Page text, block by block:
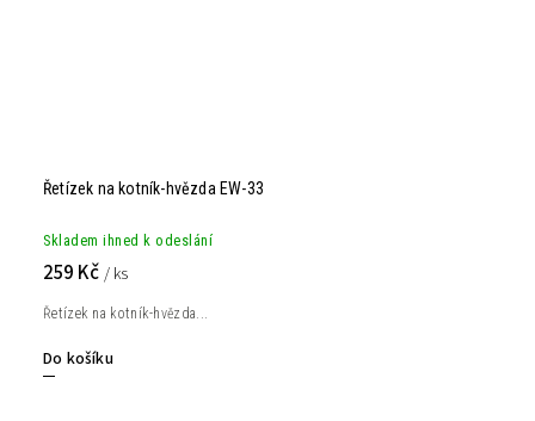
Řetízek na kotník-hvězda EW-33
Skladem ihned k odeslání
259 Kč / ks
Do košíku
Řetízek na kotník-hvězda...